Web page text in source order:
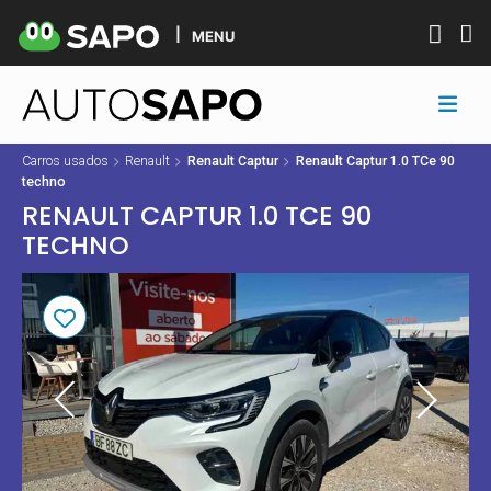
MENU
Carros usados Renault Renault Captur
Renault Captur 1.0 TCe 90
techno
RENAULT CAPTUR 1.0 TCE 90
TECHNO